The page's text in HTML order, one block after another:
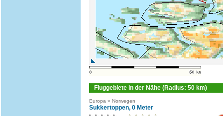
Fluggebiete in der Nähe (Radius: 50 km)
Europa » Norwegen
Sukkertoppen, 0 Meter